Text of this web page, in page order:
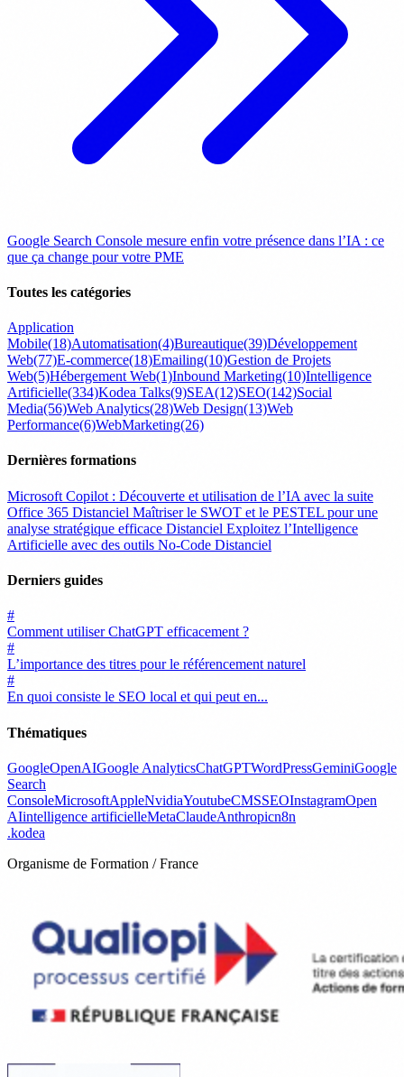
Google Search Console mesure enfin votre présence dans l’IA : ce
que ça change pour votre PME
Toutes les catégories
Application
Mobile(18)Automatisation(4)Bureautique(39)Développement
Web(77)E-commerce(18)Emailing(10)Gestion de Projets
Web(5)Hébergement Web(1)Inbound Marketing(10)Intelligence
Artificielle(334)Kodea Talks(9)SEA(12)SEO(142)Social
Media(56)Web Analytics(28)Web Design(13)Web
Performance(6)WebMarketing(26)
Dernières formations
Microsoft Copilot : Découverte et utilisation de l’IA avec la suite
Office 365 Distanciel Maîtriser le SWOT et le PESTEL pour une
analyse stratégique efficace Distanciel Exploitez l’Intelligence
Artificielle avec des outils No-Code Distanciel
Derniers guides
#
Comment utiliser ChatGPT efficacement ?
#
L’importance des titres pour le référencement naturel
#
En quoi consiste le SEO local et qui peut en...
Thématiques
GoogleOpenAIGoogle AnalyticsChatGPTWordPressGeminiGoogle
Search
ConsoleMicrosoftAppleNvidiaYoutubeCMSSEOInstagramOpen
AIintelligence artificielleMetaClaudeAnthropicn8n
.kodea
Organisme de Formation / France